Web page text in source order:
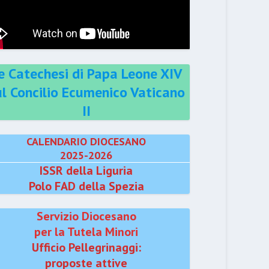
Catechesi di Papa Leone XIV
Concilio Ecumenico Vaticano
II
CALENDARIO DIOCESANO
2025-2026
ISSR della Liguria
Polo FAD della Spezia
Servizio Diocesano
per la Tutela Minori
Ufficio Pellegrinaggi:
proposte attive